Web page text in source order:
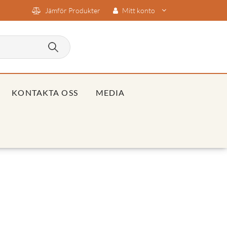
Jämför Produkter Mitt konto
KONTAKTA OSS MEDIA